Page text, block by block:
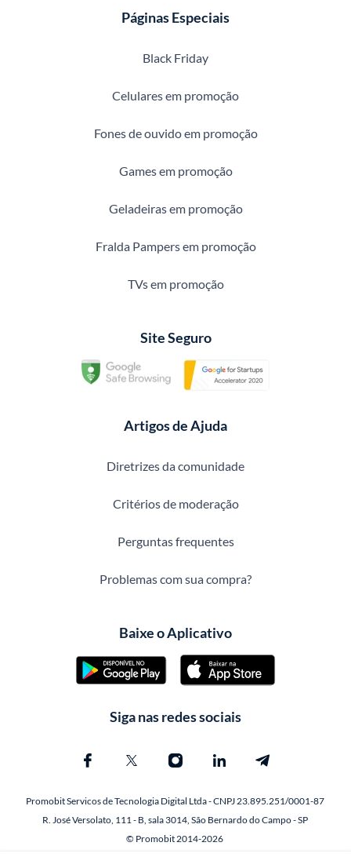
Páginas Especiais
Black Friday
Celulares em promoção
Fones de ouvido em promoção
Games em promoção
Geladeiras em promoção
Fralda Pampers em promoção
TVs em promoção
Site Seguro
Artigos de Ajuda
Diretrizes da comunidade
Critérios de moderação
Perguntas frequentes
Problemas com sua compra?
Baixe o Aplicativo
Siga nas redes sociais
Promobit Servicos de Tecnologia Digital Ltda - CNPJ 23.895.251/0001-87
R. José Versolato, 111 - B, sala 3014, São Bernardo do Campo - SP
© Promobit 2014-2026